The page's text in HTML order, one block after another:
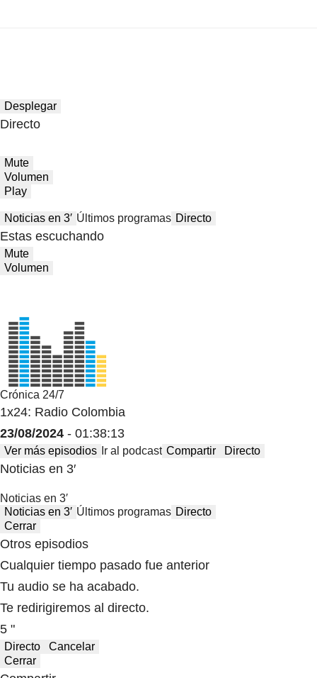
Desplegar
Directo
Mute
Volumen
Play
Noticias en 3′ Últimos programas Directo
Estas escuchando
Mute
Volumen
Crónica 24/7
1x24: Radio Colombia
23/08/2024 - 01:38:13
Ver más episodios Ir al podcast Compartir Directo
Noticias en 3′
Noticias en 3′
Noticias en 3′ Últimos programas Directo
Cerrar
Otros episodios
Cualquier tiempo pasado fue anterior
Tu audio se ha acabado.
Te redirigiremos al directo.
5 "
Directo
Cancelar
Cerrar